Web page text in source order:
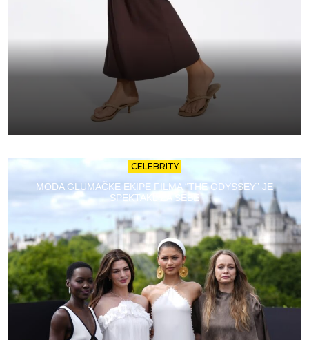
CELEBRITY
MODA GLUMAČKE EKIPE FILMA “THE ODYSSEY” JE
SPEKTAKL ZA SEBE